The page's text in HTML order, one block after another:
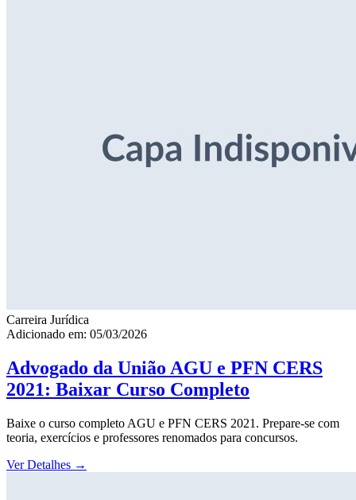
Carreira Jurídica
Adicionado em: 05/03/2026
Advogado da União AGU e PFN CERS
2021: Baixar Curso Completo
Baixe o curso completo AGU e PFN CERS 2021. Prepare-se com
teoria, exercícios e professores renomados para concursos.
Ver Detalhes →